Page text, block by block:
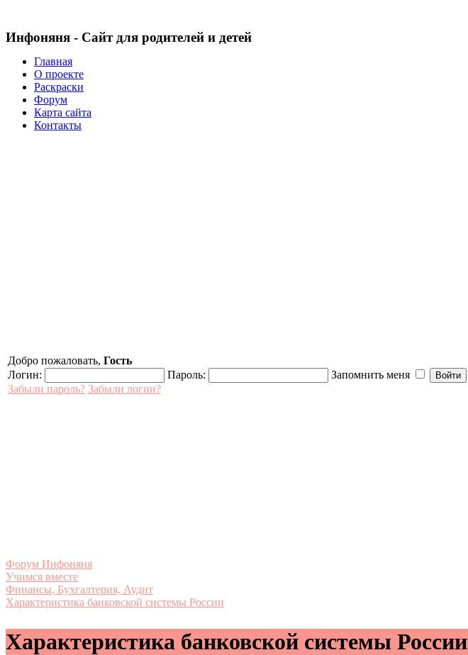
Инфоняня - Сайт для родителей и детей
Главная
О проекте
Раскраски
Форум
Карта сайта
Контакты
Добро пожаловать, Гость
Логин:
Пароль:
Запомнить меня
Забыли пароль? Забыли логин?
Форум Инфоняня
Учимся вместе
Финансы, Бухгалтерия, Аудит
Характеристика банковской системы России
Характеристика банковской системы России